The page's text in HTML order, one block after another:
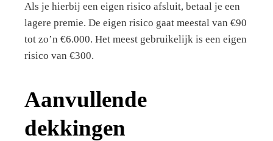
Als je hierbij een eigen risico afsluit, betaal je een
lagere premie. De eigen risico gaat meestal van €90
tot zo’n €6.000. Het meest gebruikelijk is een eigen
risico van €300.
Aanvullende
dekkingen